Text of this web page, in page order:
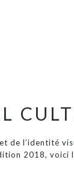
de l’identité
2018, voici